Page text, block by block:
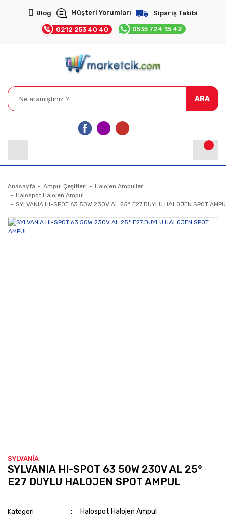
Blog Müşteri Yorumları Sipariş Takibi
0212 253 40 40 0535 724 15 42
ARA
Anasayfa Ampul Çeşitleri
Halojen Ampuller
Halospot Halojen Ampul
SYLVANIA HI-SPOT 63 50W 230V AL 25° E27 DUYLU HALOJEN SPOT
SYLVANİA
SYLVANIA HI-SPOT 63 50W 230V AL 25°
E27 DUYLU HALOJEN SPOT AMPUL
Kategori Halospot Halojen Ampul